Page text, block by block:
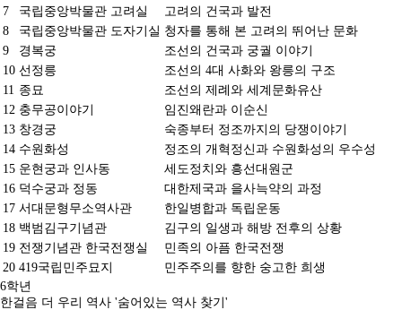
공지
소식
진행 프로그램
7
국립중앙박물관 고려실
고려의 건국과 발전
8
국립중앙박물관 도자기실 청자를 통해 본 고려의 뛰어난 문화
9
경복궁
조선의 건국과 궁궐 이야기
10 선정릉
조선의 4대 사화와 왕릉의 구조
11 종묘
조선의 제례와 세계문화유산
12 충무공이야기
임진왜란과 이순신
13 창경궁
숙종부터 정조까지의 당쟁이야기
14 수원화성
정조의 개혁정신과 수원화성의 우수성
15 운현궁과 인사동
세도정치와 흥선대원군
16 덕수궁과 정동
대한제국과 을사늑약의 과정
17 서대문형무소역사관
한일병합과 독립운동
18 백범김구기념관
김구의 일생과 해방 전후의 상황
19 전쟁기념관 한국전쟁실
민족의 아픔 한국전쟁
20 419국립민주묘지
민주주의를 향한 숭고한 희생
6학년
한걸음 더 우리 역사 '숨어있는 역사 찾기'